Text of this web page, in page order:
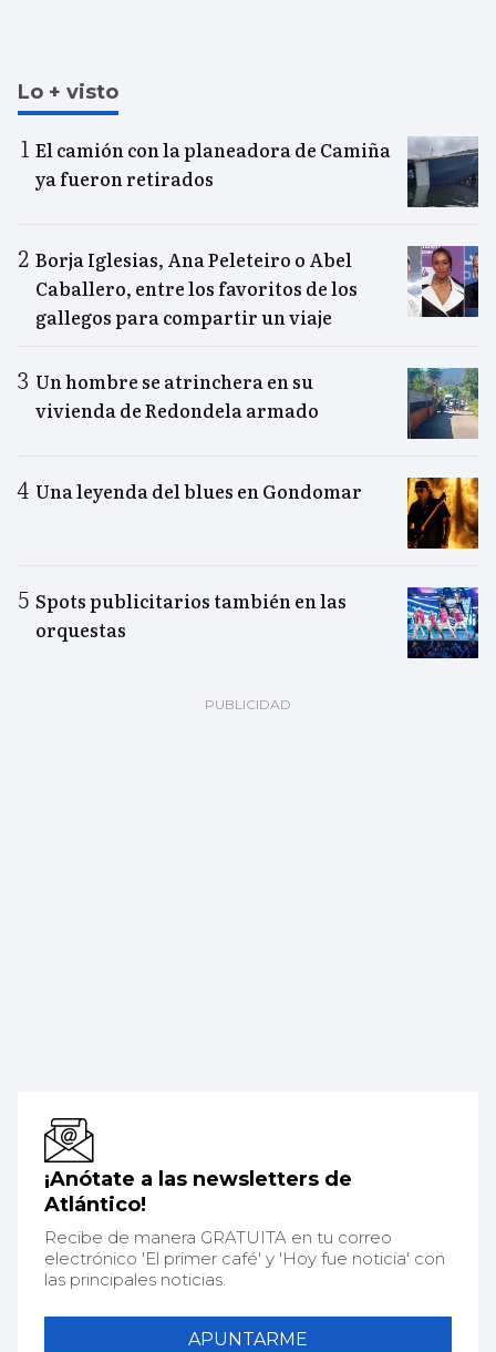
Lo + visto
El camión con la planeadora de Camiña
ya fueron retirados
Borja Iglesias, Ana Peleteiro o Abel
Caballero, entre los favoritos de los
gallegos para compartir un viaje
Un hombre se atrinchera en su
vivienda de Redondela armado
Una leyenda del blues en Gondomar
Spots publicitarios también en las
orquestas
¡Anótate a las newsletters de
Atlántico!
Recibe de manera GRATUITA en tu correo
electrónico 'El primer café' y 'Hoy fue noticia' con
las principales noticias.
APUNTARME